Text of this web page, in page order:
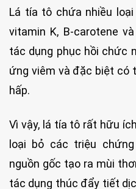
Lá tía tô chứa nhiều
vitamin K, B-carotene
tác dụng phục hồi chức
ứng viêm và đặc biệt có
hấp.
Vì vậy, lá tía tô rất hữu
loại bỏ các triệu
nguồn gốc tạo ra mùi
tác dụng thúc đẩy tiết